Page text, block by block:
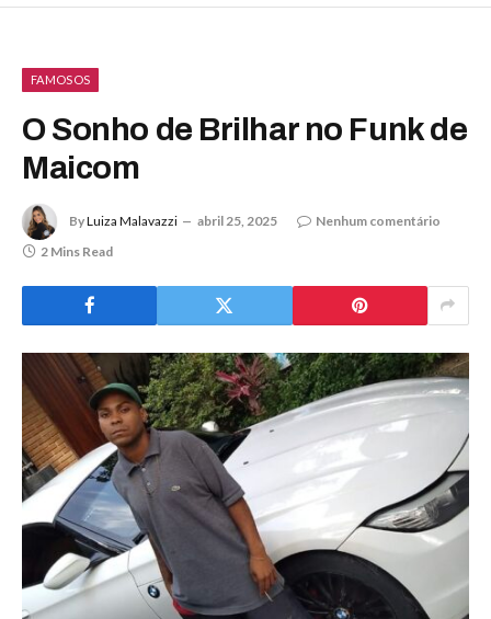
FAMOSOS
O Sonho de Brilhar no Funk de
Maicom
ByLuiza Malavazzi abril 25, 2025
Nenhum comentário
2 Mins Read